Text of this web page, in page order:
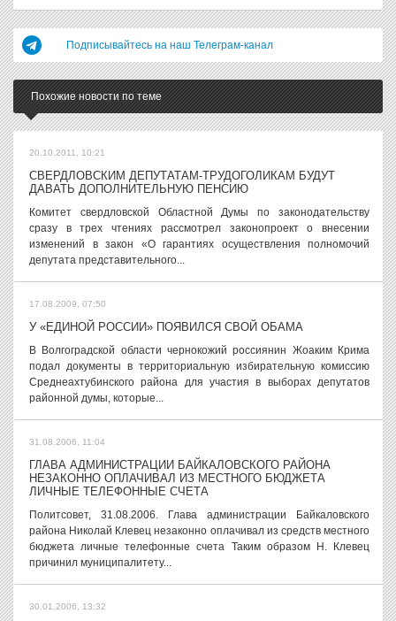
Подписывайтесь на наш Телеграм-канал
Похожие новости по теме
20.10.2011, 10:21
СВЕРДЛОВСКИМ ДЕПУТАТАМ-ТРУДОГОЛИКАМ БУДУТ
ДАВАТЬ ДОПОЛНИТЕЛЬНУЮ ПЕНСИЮ
Комитет свердловской Областной Думы по законодательству
сразу в трех чтениях рассмотрел законопроект о внесении
изменений в закон «О гарантиях осуществления полномочий
депутата представительного...
17.08.2009, 07:50
У «ЕДИНОЙ РОССИИ» ПОЯВИЛСЯ СВОЙ ОБАМА
В Волгоградской области чернокожий россиянин Жоаким Крима
подал документы в территориальную избирательную комиссию
Среднеахтубинского района для участия в выборах депутатов
районной думы, которые...
31.08.2006, 11:04
ГЛАВА АДМИНИСТРАЦИИ БАЙКАЛОВСКОГО РАЙОНА
НЕЗАКОННО ОПЛАЧИВАЛ ИЗ МЕСТНОГО БЮДЖЕТА
ЛИЧНЫЕ ТЕЛЕФОННЫЕ СЧЕТА
Политсовет, 31.08.2006. Глава администрации Байкаловского
района Николай Клевец незаконно оплачивал из средств местного
бюджета личные телефонные счета Таким образом Н. Клевец
причинил муниципалитету...
30.01.2006, 13:32